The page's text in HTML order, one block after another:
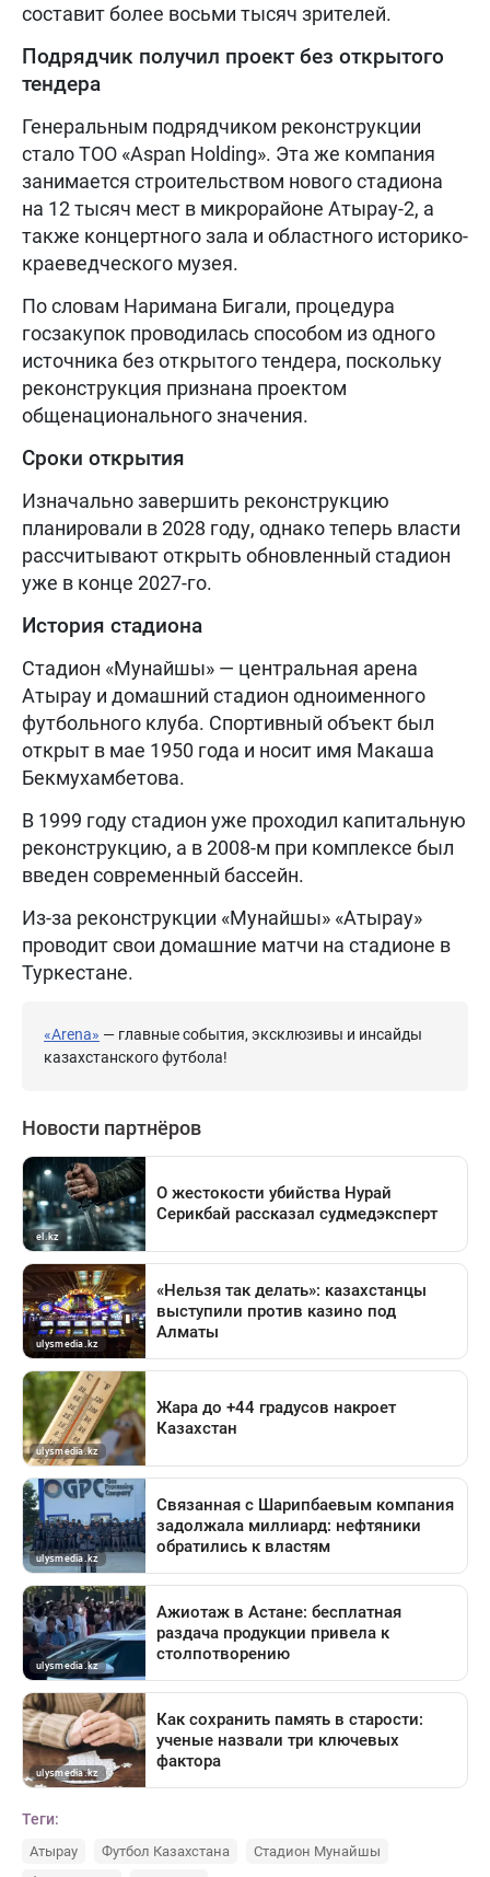
составит более восьми тысяч зрителей.
Подрядчик получил проект без открытого
тендера
Генеральным подрядчиком реконструкции
стало ТОО «Aspan Holding». Эта же компания
занимается строительством нового стадиона
на 12 тысяч мест в микрорайоне Атырау-2, а
также концертного зала и областного историко-
краеведческого музея.
По словам Наримана Бигали, процедура
госзакупок проводилась способом из одного
источника без открытого тендера, поскольку
реконструкция признана проектом
общенационального значения.
Сроки открытия
Изначально завершить реконструкцию
планировали в 2028 году, однако теперь власти
рассчитывают открыть обновленный стадион
уже в конце 2027-го.
История стадиона
Стадион «Мунайшы» — центральная арена
Атырау и домашний стадион одноименного
футбольного клуба. Спортивный объект был
открыт в мае 1950 года и носит имя Макаша
Бекмухамбетова.
В 1999 году стадион уже проходил капитальную
реконструкцию, а в 2008-м при комплексе был
введен современный бассейн.
Из-за реконструкции «Мунайшы» «Атырау»
проводит свои домашние матчи на стадионе в
Туркестане.
«Arena» — главные события, эксклюзивы и инсайды
казахстанского футбола!
Теги:
Атырау Футбол Казахстана
Стадион Мунайшы